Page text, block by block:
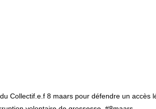
Collectif.e.f 8 maars pour défendre un accès